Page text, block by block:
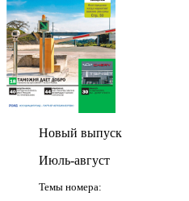
Новый выпуск
Июль-август
Темы номера: